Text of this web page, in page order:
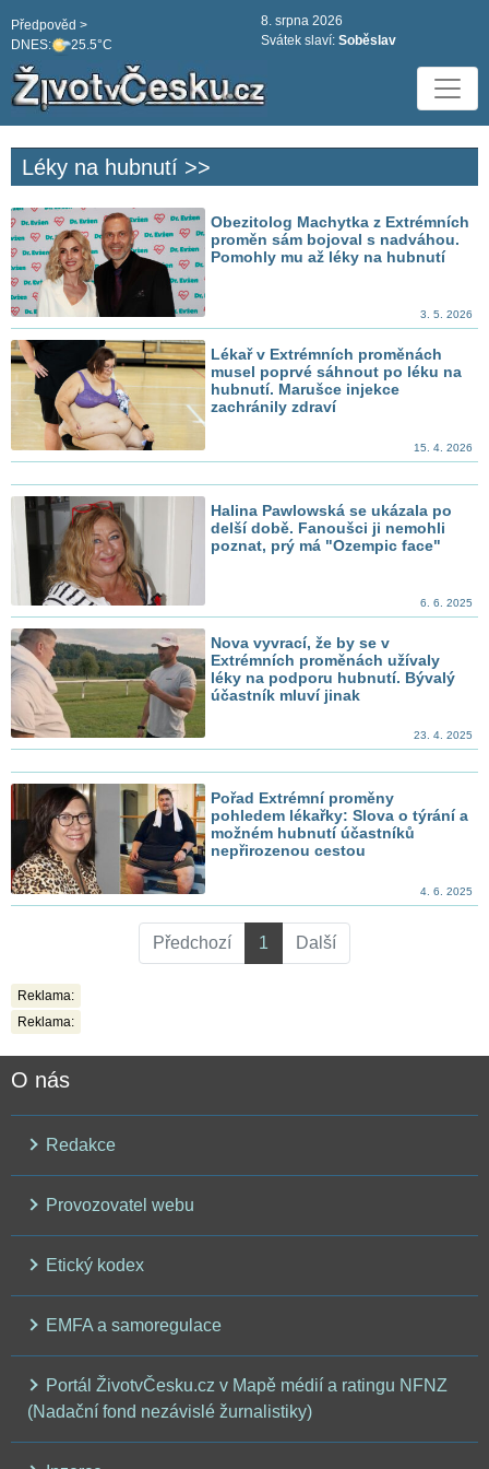
DNES: 25.5°C
Předpověd >
8. srpna 2026
Svátek slaví: Soběslav
Léky na hubnutí >>
Obezitolog Machytka z Extrémních
proměn sám bojoval s nadváhou.
Pomohly mu až léky na hubnutí
3. 5. 2026
Lékař v Extrémních proměnách
musel poprvé sáhnout po léku na
hubnutí. Marušce injekce
zachránily zdraví
15. 4. 2026
Halina Pawlowská se ukázala po
delší době. Fanoušci ji nemohli
poznat, prý má "Ozempic face"
6. 6. 2025
Nova vyvrací, že by se v
Extrémních proměnách užívaly
léky na podporu hubnutí. Bývalý
účastník mluví jinak
23. 4. 2025
Pořad Extrémní proměny
pohledem lékařky: Slova o týrání a
možném hubnutí účastníků
nepřirozenou cestou
4. 6. 2025
Předchozí 1 Další
Reklama:
Reklama:
O nás
Redakce
Provozovatel webu
Etický kodex
EMFA a samoregulace
Portál ŽivotvČesku.cz v Mapě médií a ratingu NFNZ
(Nadační fond nezávislé žurnalistiky)